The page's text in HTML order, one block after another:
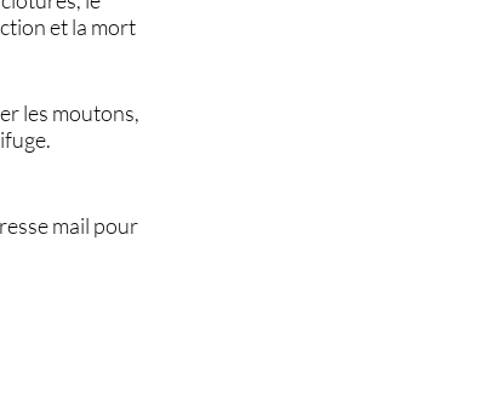
et la mort
les moutons,
mail pour